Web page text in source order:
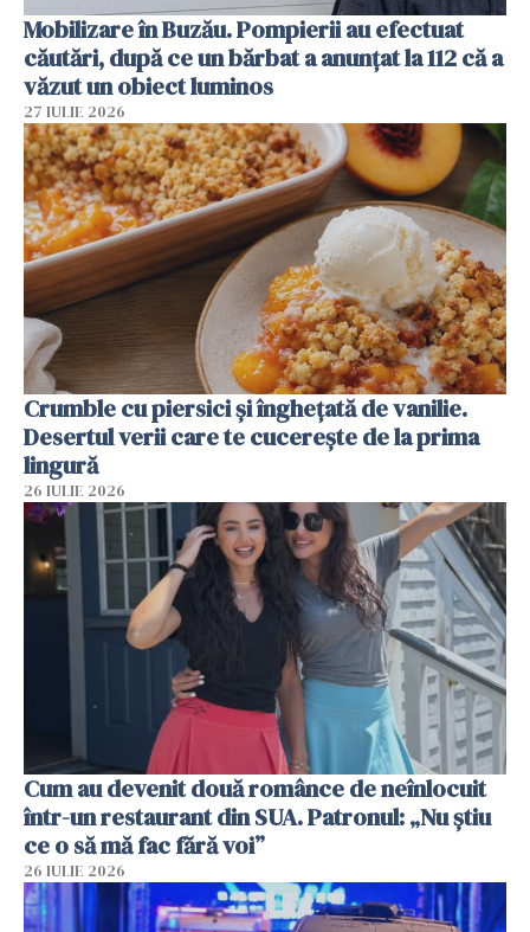
Mobilizare în Buzău. Pompierii au efectuat
căutări, după ce un bărbat a anunțat la 112 că a
văzut un obiect luminos
27 IULIE 2026
Crumble cu piersici și înghețată de vanilie.
Desertul verii care te cucerește de la prima
lingură
26 IULIE 2026
Cum au devenit două românce de neînlocuit
într-un restaurant din SUA. Patronul: „Nu știu
ce o să mă fac fără voi”
26 IULIE 2026